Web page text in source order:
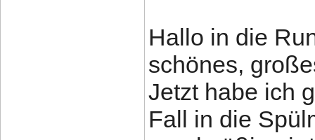
Hallo in die
schönes,
Jetzt habe ich
Fall in die